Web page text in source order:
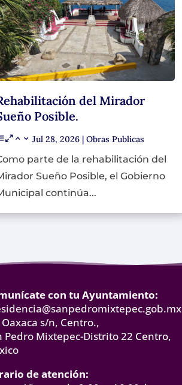
del Mirador
Posible.
Jul 28, 2026 |Obras Publicas
parte de la rehabilitación del
Sueño Posible, el Gobierno
continúa...
con tu Ayuntamiento:
Oaxaca s/n, Centro.,
Pedro Mixtepec-Distrito 22 Centro,
de atención: